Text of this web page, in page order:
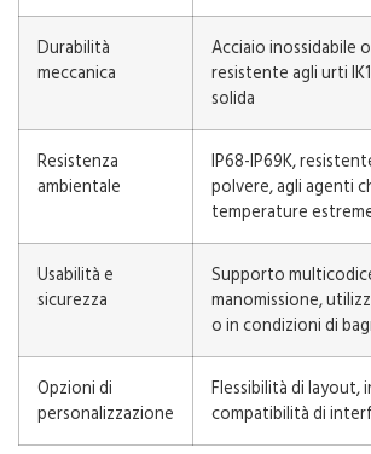
Durabilità
meccanica
Acciaio inossidabile
resistente agli urti
solida
Resistenza
ambientale
IP68-IP69K,
polvere, agli agenti
temperature
Usabilità e
sicurezza
Supporto
manomissione,
o in condizioni di
Opzioni di
personalizzazione
Flessibilità di layout,
compatibilità di